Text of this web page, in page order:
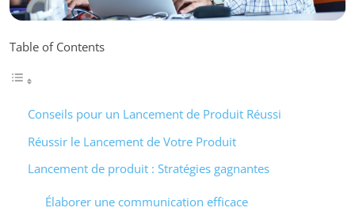
Table of Contents
Conseils pour un Lancement de Produit Réussi
Réussir le Lancement de Votre Produit
Lancement de produit : Stratégies gagnantes
Élaborer une communication efficace